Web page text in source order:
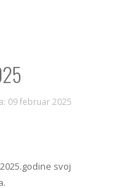
09 februar 2025
svoj